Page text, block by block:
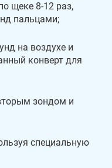
щеке 8-12 раз,
пальцами;
на воздухе и
конверт для
зондом и
специальную